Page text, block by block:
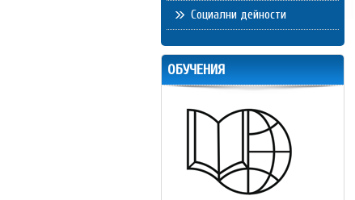
Социални дейности
ОБУЧЕНИЯ